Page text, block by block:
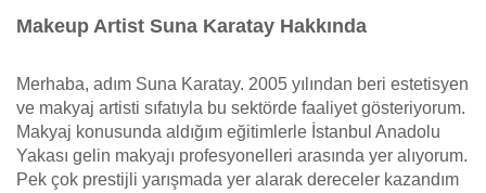
Makeup Artist Suna Karatay Hakkında
Merhaba, adım Suna Karatay. 2005 yılından beri estetisyen
ve makyaj artisti sıfatıyla bu sektörde faaliyet gösteriyorum.
Makyaj konusunda aldığım eğitimlerle İstanbul Anadolu
Yakası gelin makyajı profesyonelleri arasında yer alıyorum.
Pek çok prestijli yarışmada yer alarak dereceler kazandım